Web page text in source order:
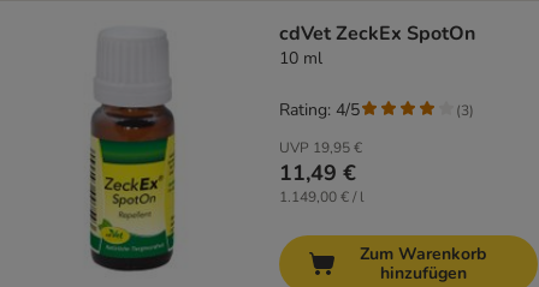
cdVet ZeckEx SpotOn
10 ml
UVP 19,95 €
11,49 €
1.149,00 € / l
Rating: 4/5 (3)
Zum Warenkorb
hinzufügen